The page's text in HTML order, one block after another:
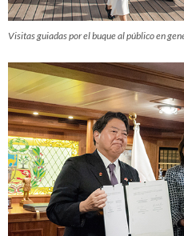
Visitas guiadas por el buque al público en